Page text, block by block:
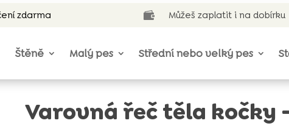
zdarma  Můžeš zaplatit i na dobírku
Štěně Malý pes Střední nebo velký pes
Varovná řeč těla kočky